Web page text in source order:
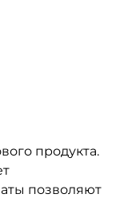
продукта.
позволяют